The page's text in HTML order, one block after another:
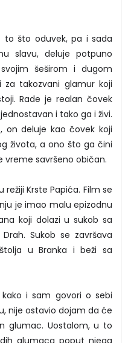
to što oduvek, pa i sada
slavu, deluje potpuno
šeširom i dugom
takozvani glamur koji
Rade je realan čovek
i tako ga i živi.
on deluje kao čovek koji
života, a ono što ga čini
vreme savršeno običan.
režiji Krste Papića. Film se
je imao malu epizodnu
koji dolazi u sukob sa
Sukob se završava
u Branka i beži sa
i sam govori o sebi
nije ostavio dojam da će
glumac. Uostalom, u to
glumaca poput njega